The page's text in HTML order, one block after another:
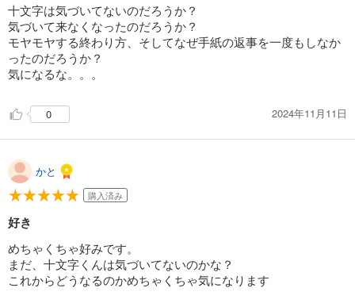
十文字は気づいてないのだろうか？
気づいて来なくなったのだろうか？
モヤモヤする終わり方、そしてなぜ手紙の返事を一度もしなか
ったのだろうか？
気になるな。。。
0 2024年11月11日
かと
購入済み
好き
めちゃくちゃ好みです。
まだ、十文字くんは気づいてないのかな？
これからどうなるのかめちゃくちゃ気になります